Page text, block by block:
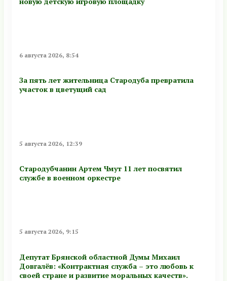
6 августа 2026, 8:54
За пять лет жительница Стародуба превратила
участок в цветущий сад
5 августа 2026, 12:39
Стародубчанин Артем Чмут 11 лет посвятил
службе в военном оркестре
5 августа 2026, 9:15
Депутат Брянской областной Думы Михаил
Довгалёв: «Контрактная служба – это любовь к
своей стране и развитие моральных качеств».